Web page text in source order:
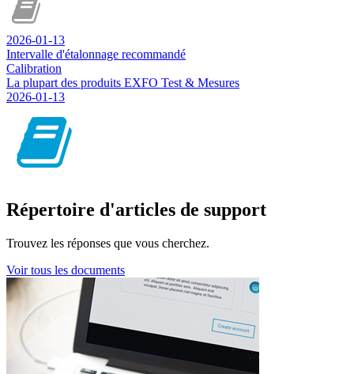
2026-01-13
Intervalle d'étalonnage recommandé
Calibration
La plupart des produits EXFO Test & Mesures
2026-01-13
Répertoire d'articles de support
Trouvez les réponses que vous cherchez.
Voir tous les documents